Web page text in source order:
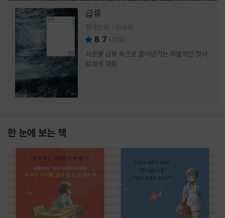
급류
정대건 저 민음사
8.7 (700)
서로를 급류 속으로 끌어당기는 파멸적인 첫사
랑과의 재회
한 눈에 보는 책